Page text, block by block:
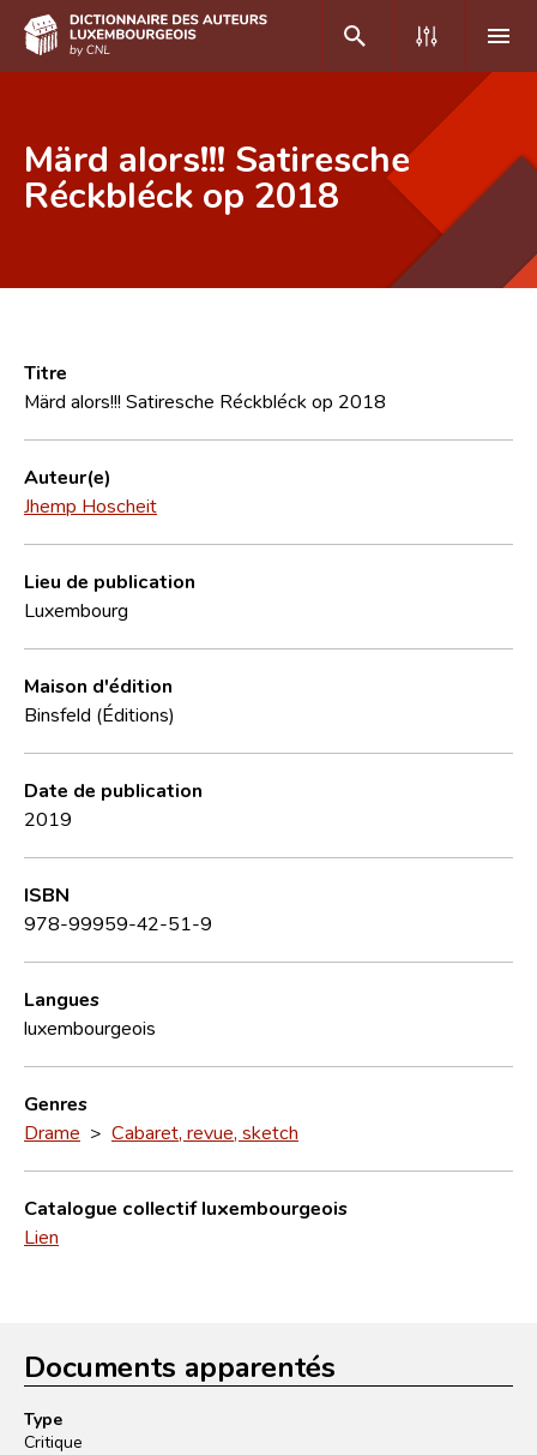
DE FR
Foire aux questions
CNL
Équipe scientifique
Contact
Märd alors!!! Satiresche
Réckbléck op 2018
Titre
Märd alors!!! Satiresche Réckbléck op 2018
Auteur(e)
Jhemp Hoscheit
Lieu de publication
Luxembourg
Maison d'édition
Binsfeld (Éditions)
Date de publication
2019
ISBN
978-99959-42-51-9
Langues
luxembourgeois
Genres
Drame > Cabaret, revue, sketch
Catalogue collectif luxembourgeois
Lien
Documents apparentés
Type
Critique